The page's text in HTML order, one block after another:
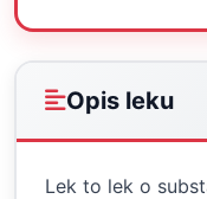
Opis leku
Lek to lek o